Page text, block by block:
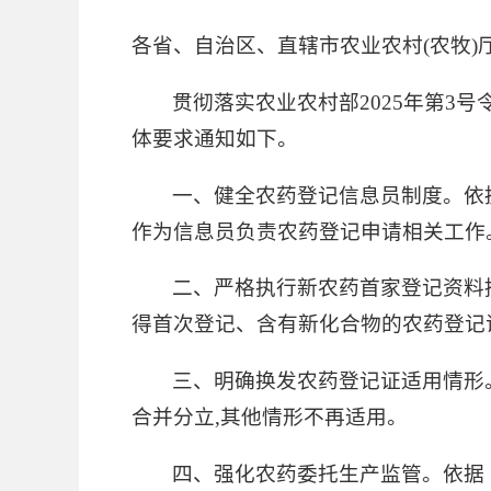
各省、自治区、直辖市农业农村(农牧)
贯彻落实农业农村部2025年第3号
体要求通知如下。
一、健全农药登记信息员制度。
作为信息员负责农药登记申请相关工
二、严格执行新农药首家登记资
得首次登记、含有新化合物的农药登
三、明确换发农药登记证适用情
合并分立,其他情形不再适用。
四、强化农药委托生产监管。依